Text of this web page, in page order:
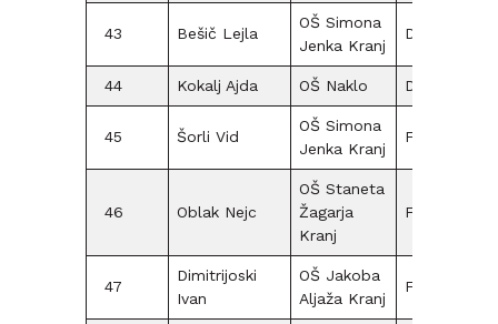
43 Bešič Lejla
OŠ Simona
Jenka Kranj
D09
44 Kokalj Ajda OŠ Naklo D12
45 Šorli Vid
OŠ Simona
Jenka Kranj
F15
46 Oblak Nejc
OŠ Staneta
Žagarja
Kranj
F15
47
Dimitrijoski
Ivan
OŠ Jakoba
Aljaža Kranj
F12